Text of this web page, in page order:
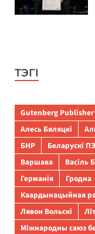
ТЭГІ
Gutenberg Publisher
Алесь Бяляцкі
БНР
Беларускі
Варшава
Васіль
Германія
Гродна
Каардынацыйная
Лявон Вольскі
Міжнародны саюз